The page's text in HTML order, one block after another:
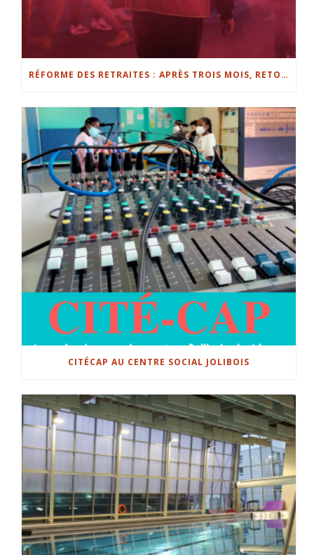
RÉFORME DES RETRAITES : APRÈS TROIS MOIS, RETOUR SUR LES POINTS CLÉS
CITÉCAP AU CENTRE SOCIAL JOLIBOIS